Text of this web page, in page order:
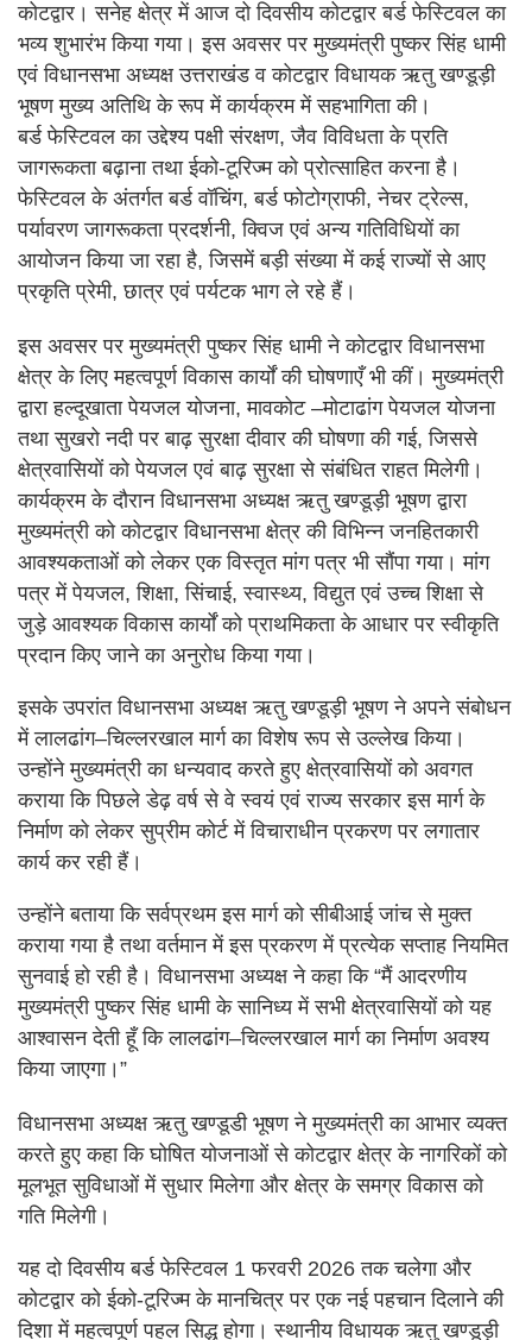
कोटद्वार। सनेह क्षेत्र में आज दो दिवसीय कोटद्वार बर्ड फेस्टिवल का
भव्य शुभारंभ किया गया। इस अवसर पर मुख्यमंत्री पुष्कर सिंह धामी
एवं विधानसभा अध्यक्ष उत्तराखंड व कोटद्वार विधायक ऋतु खण्डूड़ी
भूषण मुख्य अतिथि के रूप में कार्यक्रम में सहभागिता की।
बर्ड फेस्टिवल का उद्देश्य पक्षी संरक्षण, जैव विविधता के प्रति
जागरूकता बढ़ाना तथा ईको-टूरिज्म को प्रोत्साहित करना है।
फेस्टिवल के अंतर्गत बर्ड वॉचिंग, बर्ड फोटोग्राफी, नेचर ट्रेल्स,
पर्यावरण जागरूकता प्रदर्शनी, क्विज एवं अन्य गतिविधियों का
आयोजन किया जा रहा है, जिसमें बड़ी संख्या में कई राज्यों से आए
प्रकृति प्रेमी, छात्र एवं पर्यटक भाग ले रहे हैं।
इस अवसर पर मुख्यमंत्री पुष्कर सिंह धामी ने कोटद्वार विधानसभा
क्षेत्र के लिए महत्वपूर्ण विकास कार्यों की घोषणाएँ भी कीं। मुख्यमंत्री
द्वारा हल्दूखाता पेयजल योजना, मावकोट –मोटाढांग पेयजल योजना
तथा सुखरो नदी पर बाढ़ सुरक्षा दीवार की घोषणा की गई, जिससे
क्षेत्रवासियों को पेयजल एवं बाढ़ सुरक्षा से संबंधित राहत मिलेगी।
कार्यक्रम के दौरान विधानसभा अध्यक्ष ऋतु खण्डूड़ी भूषण द्वारा
मुख्यमंत्री को कोटद्वार विधानसभा क्षेत्र की विभिन्न जनहितकारी
आवश्यकताओं को लेकर एक विस्तृत मांग पत्र भी सौंपा गया। मांग
पत्र में पेयजल, शिक्षा, सिंचाई, स्वास्थ्य, विद्युत एवं उच्च शिक्षा से
जुड़े आवश्यक विकास कार्यों को प्राथमिकता के आधार पर स्वीकृति
प्रदान किए जाने का अनुरोध किया गया।
इसके उपरांत विधानसभा अध्यक्ष ऋतु खण्डूड़ी भूषण ने अपने संबोधन
में लालढांग–चिल्लरखाल मार्ग का विशेष रूप से उल्लेख किया।
उन्होंने मुख्यमंत्री का धन्यवाद करते हुए क्षेत्रवासियों को अवगत
कराया कि पिछले डेढ़ वर्ष से वे स्वयं एवं राज्य सरकार इस मार्ग के
निर्माण को लेकर सुप्रीम कोर्ट में विचाराधीन प्रकरण पर लगातार
कार्य कर रही हैं।
उन्होंने बताया कि सर्वप्रथम इस मार्ग को सीबीआई जांच से मुक्त
कराया गया है तथा वर्तमान में इस प्रकरण में प्रत्येक सप्ताह नियमित
सुनवाई हो रही है। विधानसभा अध्यक्ष ने कहा कि “मैं आदरणीय
मुख्यमंत्री पुष्कर सिंह धामी के सानिध्य में सभी क्षेत्रवासियों को यह
आश्वासन देती हूँ कि लालढांग–चिल्लरखाल मार्ग का निर्माण अवश्य
किया जाएगा।”
विधानसभा अध्यक्ष ऋतु खण्डूडी भूषण ने मुख्यमंत्री का आभार व्यक्त
करते हुए कहा कि घोषित योजनाओं से कोटद्वार क्षेत्र के नागरिकों को
मूलभूत सुविधाओं में सुधार मिलेगा और क्षेत्र के समग्र विकास को
गति मिलेगी।
यह दो दिवसीय बर्ड फेस्टिवल 1 फरवरी 2026 तक चलेगा और
कोटद्वार को ईको-टूरिज्म के मानचित्र पर एक नई पहचान दिलाने की
दिशा में महत्वपूर्ण पहल सिद्ध होगा। स्थानीय विधायक ऋतु खण्डूड़ी